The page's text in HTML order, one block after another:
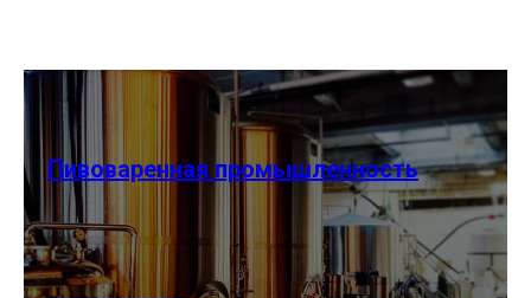
Пивоваренная промышленность